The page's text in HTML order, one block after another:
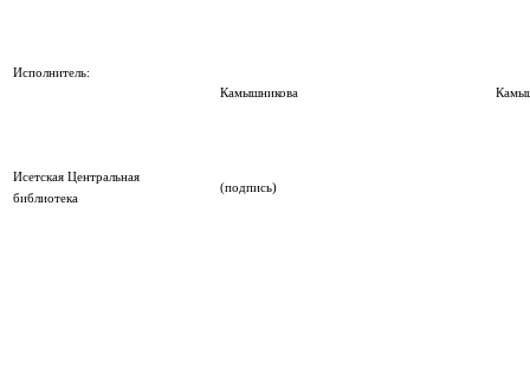
Исполнитель:
Камышникова
Исетская Центральная
библиотека
(подпись)